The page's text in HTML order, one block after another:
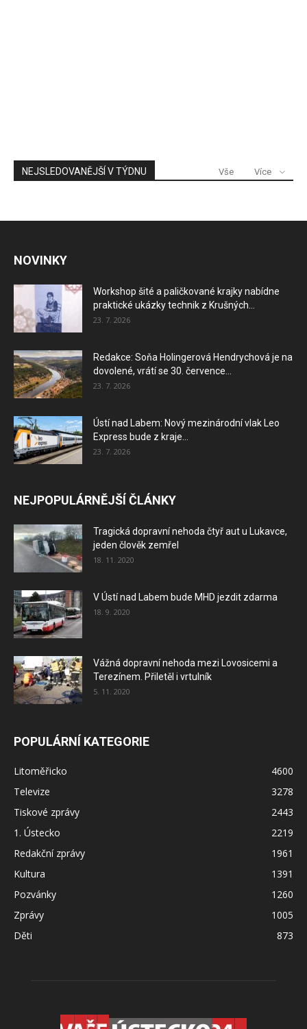
NEJSLEDOVANĚJŠÍ V TÝDNU Vše Více
NOVINKY
Workshop šité a paličkované krajky nabídne
praktické ukázky technik z Krušných...
23. 7. 2026
Redakce: Soňa Holingerová Hendrychová je na
dovolené, vrátí se 30. července...
23. 7. 2026
Ústí nad Labem: Nový mezinárodní vlak Leo
Express bude z kraje...
23. 7. 2026
NEJPOPULÁRNĚJŠÍ ČLÁNKY
Tragická dopravní nehoda čtyř aut u Lukavce,
jeden člověk zemřel
18. 11. 2020
V Ústí nad Labem bude MHD jezdit zdarma
18. 9. 2020
Vážná dopravní nehoda mezi Lovosicemi a
Terezínem. Přiletěl i vrtulník
5. 11. 2020
POPULÁRNÍ KATEGORIE
Litoměřicko
4600
Televize
3278
Tiskové zprávy
2443
1. Ústecko
2219
Redakční zprávy
1961
Kultura
1391
Pozvánky
1260
Zprávy
1005
Děti
873